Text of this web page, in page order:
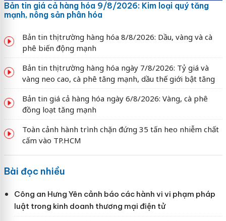
Bản tin giá cả hàng hóa 9/8/2026: Kim loại quý tăng
mạnh, nông sản phân hóa
Bản tin thị trường hàng hóa 8/8/2026: Dầu, vàng và cà
phê biến động mạnh
Bản tin thị trường hàng hóa ngày 7/8/2026: Tỷ giá và
vàng neo cao, cà phê tăng mạnh, dầu thế giới bật tăng
Bản tin giá cả hàng hóa ngày 6/8/2026: Vàng, cà phê
đồng loạt tăng mạnh
Toàn cảnh hành trình chặn đứng 35 tấn heo nhiễm chất
cấm vào TP.HCM
Bài đọc nhiều
Công an Hưng Yên cảnh báo các hành vi vi phạm pháp
luật trong kinh doanh thương mại điện tử